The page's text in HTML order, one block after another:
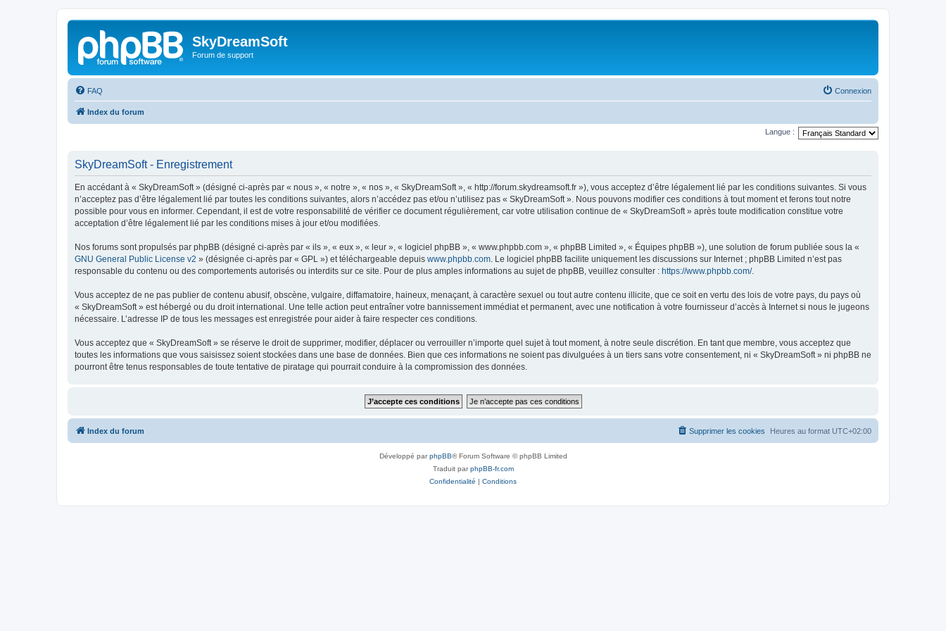
SkyDreamSoft
Forum de support
FAQ Connexion
Index du forum
Langue :
SkyDreamSoft - Enregistrement
En accédant à « SkyDreamSoft » (désigné ci-après par « nous », « notre », « nos », « SkyDreamSoft », « http://forum.skydreamsoft.fr »), vous acceptez d’être légalement lié par les conditions suivantes. Si vous
n’acceptez pas d’être légalement lié par toutes les conditions suivantes, alors n’accédez pas et/ou n’utilisez pas « SkyDreamSoft ». Nous pouvons modifier ces conditions à tout moment et ferons tout notre
possible pour vous en informer. Cependant, il est de votre responsabilité de vérifier ce document régulièrement, car votre utilisation continue de « SkyDreamSoft » après toute modification constitue votre
acceptation d’être légalement lié par les conditions mises à jour et/ou modifiées.
Nos forums sont propulsés par phpBB (désigné ci-après par « ils », « eux », « leur », « logiciel phpBB », « www.phpbb.com », « phpBB Limited », « Équipes phpBB »), une solution de forum publiée sous la «
GNU General Public License v2 » (désignée ci-après par « GPL ») et téléchargeable depuis www.phpbb.com. Le logiciel phpBB facilite uniquement les discussions sur Internet ; phpBB Limited n’est pas
responsable du contenu ou des comportements autorisés ou interdits sur ce site. Pour de plus amples informations au sujet de phpBB, veuillez consulter : https://www.phpbb.com/.
Vous acceptez de ne pas publier de contenu abusif, obscène, vulgaire, diffamatoire, haineux, menaçant, à caractère sexuel ou tout autre contenu illicite, que ce soit en vertu des lois de votre pays, du pays où
« SkyDreamSoft » est hébergé ou du droit international. Une telle action peut entraîner votre bannissement immédiat et permanent, avec une notification à votre fournisseur d’accès à Internet si nous le jugeons
nécessaire. L’adresse IP de tous les messages est enregistrée pour aider à faire respecter ces conditions.
Vous acceptez que « SkyDreamSoft » se réserve le droit de supprimer, modifier, déplacer ou verrouiller n’importe quel sujet à tout moment, à notre seule discrétion. En tant que membre, vous acceptez que
toutes les informations que vous saisissez soient stockées dans une base de données. Bien que ces informations ne soient pas divulguées à un tiers sans votre consentement, ni « SkyDreamSoft » ni phpBB ne
pourront être tenus responsables de toute tentative de piratage qui pourrait conduire à la compromission des données.
Index du forum Heures au format UTC+02:00
Supprimer les cookies
Développé parphpBB® Forum Software © phpBB Limited
Traduit parphpBB-fr.com
Confidentialité | Conditions